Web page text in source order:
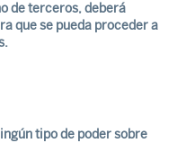
de terceros, deberá
que se pueda proceder a
tipo de poder sobre